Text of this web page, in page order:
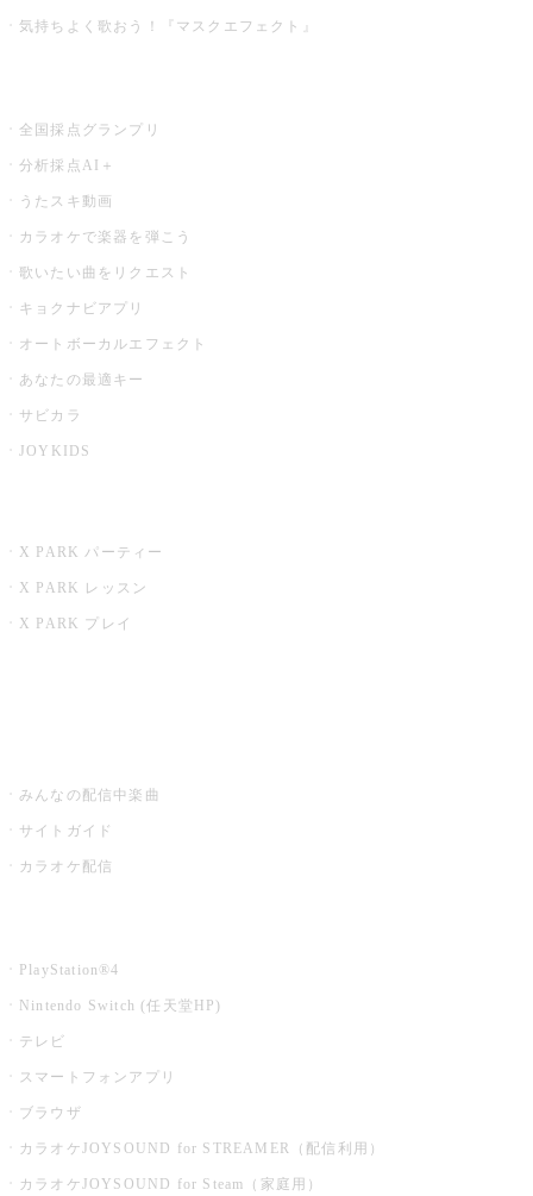
気持ちよく歌おう！『マスクエフェクト』
全国採点グランプリ
分析採点AI＋
うたスキ動画
カラオケで楽器を弾こう
歌いたい曲をリクエスト
キョクナビアプリ
オートボーカルエフェクト
あなたの最適キー
サビカラ
JOYKIDS
X PARK パーティー
X PARK レッスン
X PARK プレイ
みんなの配信中楽曲
サイトガイド
カラオケ配信
PlayStation®4
Nintendo Switch (任天堂HP)
テレビ
スマートフォンアプリ
ブラウザ
カラオケJOYSOUND for STREAMER（配信利用）
カラオケJOYSOUND for Steam（家庭用）